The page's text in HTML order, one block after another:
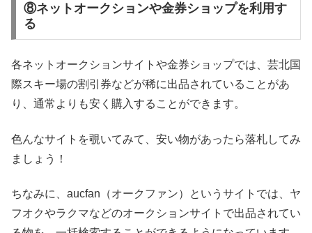
⑧ネットオークションや金券ショップを利用す
る
各ネットオークションサイトや金券ショップでは、芸北国
際スキー場の割引券などが稀に出品されていることがあ
り、通常よりも安く購入することができます。
色んなサイトを覗いてみて、安い物があったら落札してみ
ましょう！
ちなみに、aucfan（オークファン）というサイトでは、ヤ
フオクやラクマなどのオークションサイトで出品されてい